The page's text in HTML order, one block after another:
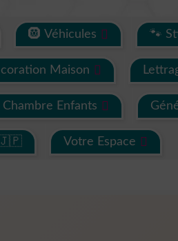
🛞 Véhicules 🐾
Maison
Enfants
🇯🇵 Votre Espace